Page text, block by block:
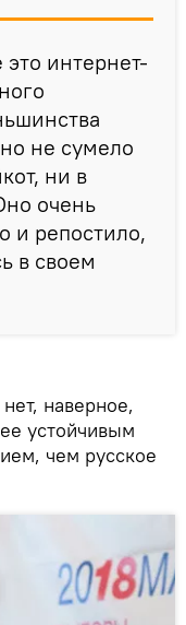
это интернет-
не сумело
ни в
очень
и репостило,
в своем
наверное,
устойчивым
чем русское